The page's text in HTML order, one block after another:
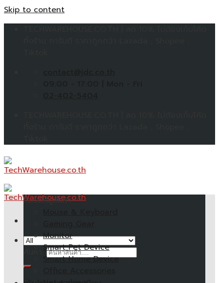
Skip to content
หมวดหมู่สินค้า
Monitor
Smart Pet Device
Smart Home Device